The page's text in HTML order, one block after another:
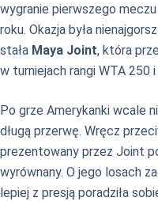
wygranie pierwszego
roku. Okazja była
stała Maya Joint, która
w turniejach rangi WTA 250
Po grze Amerykanki wcale
długą przerwę. Wręcz
prezentowany przez Joint
wyrównany. O jego losach
lepiej z presją poradziła